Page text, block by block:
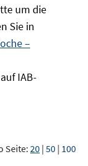
um die
Sie in
–
IAB-
Seite:20 | 50 | 100